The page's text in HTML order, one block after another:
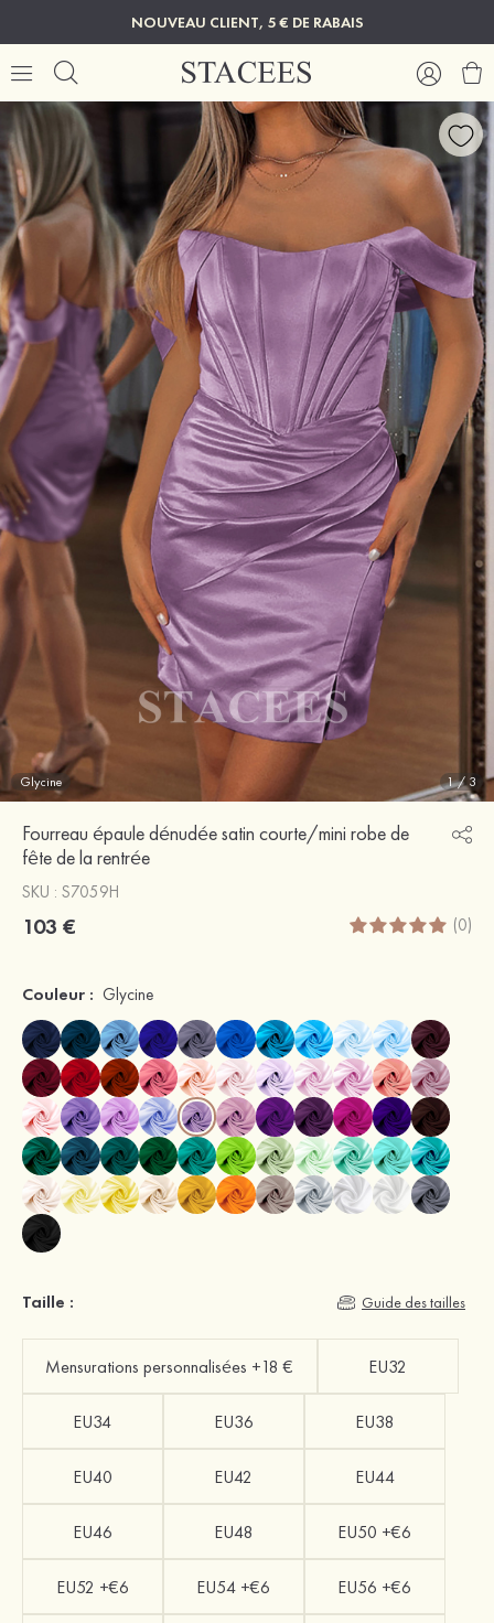
NOUVEAU CLIENT, 5 € DE RABAIS
Glycine 1/3
Fourreau épaule dénudée satin courte/mini robe de
fête de la rentrée
SKU : S7059H
103 € (0)
Couleur : Glycine
Taille : Guide des tailles
Mensurations personnalisées +18 € EU32
EU34 EU36 EU38
EU40 EU42 EU44
EU46 EU48 EU50 +€6
EU52 +€6 EU54 +€6 EU56 +€6